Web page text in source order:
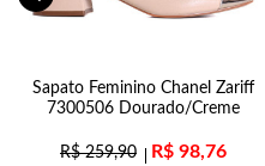
Sapato Feminino Chanel Zariff
7300506 Dourado/Creme
R$259,90 R$ 98,76